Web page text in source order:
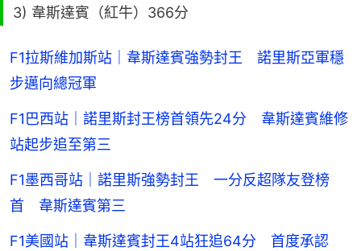
3) 韋斯達賓（紅牛）366分
F1拉斯維加斯站｜韋斯達賓強勢封王 諾里斯亞軍穩
步邁向總冠軍
F1巴西站｜諾里斯封王榜首領先24分 韋斯達賓維修
站起步追至第三
F1墨西哥站｜諾里斯強勢封王 一分反超隊友登榜
首 韋斯達賓第三
F1美國站｜韋斯達賓封王4站狂追64分 首度承認